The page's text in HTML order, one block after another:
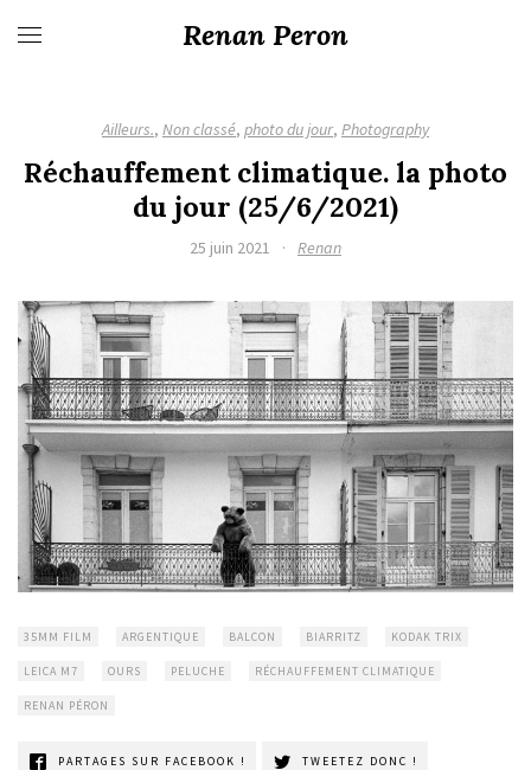
Renan Peron
Ailleurs., Non classé, photo du jour, Photography
Réchauffement climatique. la photo
du jour (25/6/2021)
25 juin 2021 · Renan
35MM FILM ARGENTIQUE BALCON BIARRITZ KODAK TRIX
LEICA M7 OURS PELUCHE RÉCHAUFFEMENT CLIMATIQUE
RENAN PÉRON
PARTAGES SUR FACEBOOK ! TWEETEZ DONC !